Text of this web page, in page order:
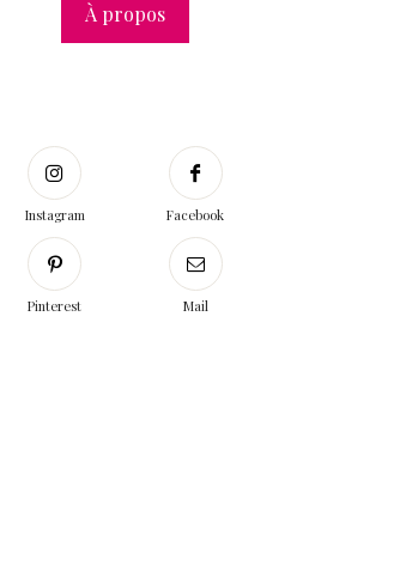
À propos
Instagram Facebook
Pinterest Mail